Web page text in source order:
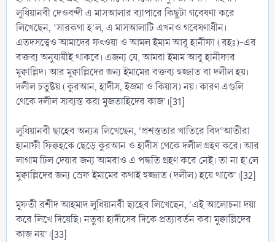
লুধিয়ানবী দেওবন্দী এ মাসআলার ব্যাপারে কিছুটা গবেষণা করে
লিখেছেন, ‘সারকথা হ’ল, এ মাসআলাটি এখনও গবেষণাধীন।
এতদসত্ত্বেও আমাদের ফৎওয়া ও আমল ইমাম আবূ হানীফা (রহঃ)-এর
বক্তব্য অনুযায়ীই থাকবে। এজন্য যে, আমরা ইমাম আবূ হানীফার
মুক্বাল্লিদ। আর মুক্বাল্লিদের জন্য ইমামের বক্তব্য হুজ্জাত বা দলীল হয়।
দলীল চতুষ্টয় (কুরআন, হাদীস, ইজমা ও কিয়াস) নয়। কারণ এগুলি
থেকে দলীল সাব্যস্ত করা মুজতাহিদের কাজ’।[31]
লুধিয়ানবী ছাহেব অন্যত্র লিখেছেন, ‘প্রশস্ততার খাতিরে বিদ‘আতীরা
হানাফী ফিক্বহকে ছেড়ে কুরআন ও হাদীস থেকে দলীল গ্রহণ করে। আর
লাগাম ঢিল দেয়ার জন্য আমরাও এ পদ্ধতি গ্রহণ করে নেই। তা না হ’লে
মুক্বাল্লিদের জন্য স্রেফ ইমামের কথাই হুজ্জাত (দলীল) হয়ে থাকে’।[32]
মুফতী রশীদ আহমাদ লুধিয়ানবী ছাহেব লিখেছেন, ‘এই আলোচনা দয়া
করে লিখে দিয়েছি। নতুবা হাদীসের দিকে প্রত্যাবর্তন করা মুক্বাল্লিদের
কাজ নয়’।[33]